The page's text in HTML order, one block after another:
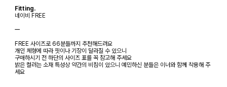
Fitting.
네이비 FREE
ㅡ
FREE 사이즈로 66분들까지 추천해드려요
개인 체형에 따라 핏이나 기장이 달라질 수 있으니
구매하시기 전 하단의 사이즈 표를 꼭 참고해 주세요
밝은 컬러는 소재 특성상 약간의 비침이 있으니 예민하신 분들은 이너와 함께 착용해 주
세요